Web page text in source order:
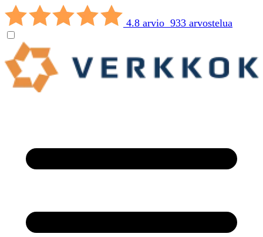
4.8 arvio 933 arvostelua